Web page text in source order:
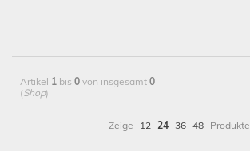
Artikel 1 bis 0 von insgesamt 0
(Shop)
Zeige 12 24 36 48 Produkte